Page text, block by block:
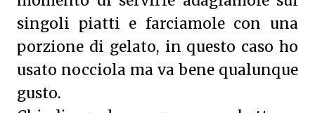
singoli piatti e farciamole con una
porzione di gelato, in questo caso ho
usato nocciola ma va bene qualunque
gusto.